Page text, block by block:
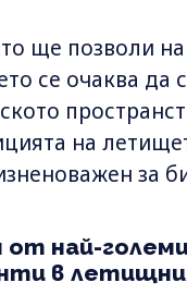
ще позволи
се очаква да
на
за
от най-
в